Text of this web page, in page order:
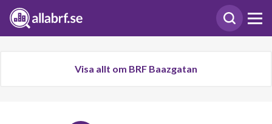
Visa allt om BRF Baazgatan